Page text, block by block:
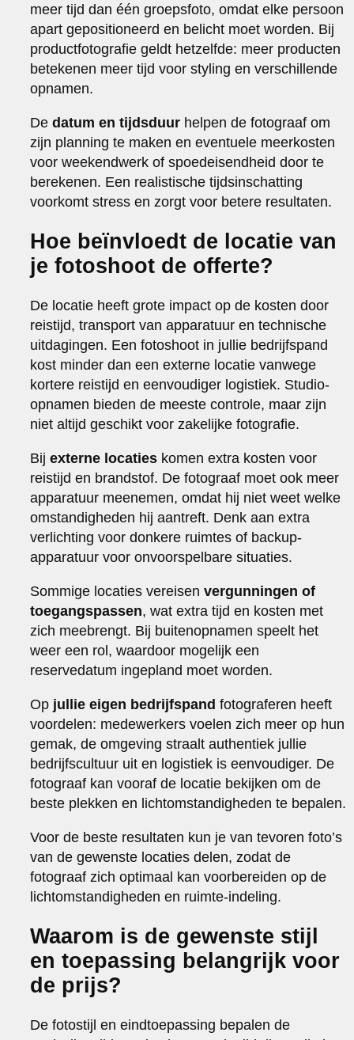
meer tijd dan één groepsfoto, omdat elke persoon
apart gepositioneerd en belicht moet worden. Bij
productfotografie geldt hetzelfde: meer producten
betekenen meer tijd voor styling en verschillende
opnamen.
Dedatum en tijdsduur helpen de fotograaf om
zijn planning te maken en eventuele meerkosten
voor weekendwerk of spoedeisendheid door te
berekenen. Een realistische tijdsinschatting
voorkomt stress en zorgt voor betere resultaten.
Hoe beïnvloedt de locatie van
je fotoshoot de offerte?
De locatie heeft grote impact op de kosten door
reistijd, transport van apparatuur en technische
uitdagingen. Een fotoshoot in jullie bedrijfspand
kost minder dan een externe locatie vanwege
kortere reistijd en eenvoudiger logistiek. Studio-
opnamen bieden de meeste controle, maar zijn
niet altijd geschikt voor zakelijke fotografie.
Bijexterne locaties komen extra kosten voor
reistijd en brandstof. De fotograaf moet ook meer
apparatuur meenemen, omdat hij niet weet welke
omstandigheden hij aantreft. Denk aan extra
verlichting voor donkere ruimtes of backup-
apparatuur voor onvoorspelbare situaties.
Sommige locaties vereisenvergunningen of
toegangspassen, wat extra tijd en kosten met
zich meebrengt. Bij buitenopnamen speelt het
weer een rol, waardoor mogelijk een
reservedatum ingepland moet worden.
Op jullie eigen bedrijfspand fotograferen heeft
voordelen: medewerkers voelen zich meer op hun
gemak, de omgeving straalt authentiek jullie
bedrijfscultuur uit en logistiek is eenvoudiger. De
fotograaf kan vooraf de locatie bekijken om de
beste plekken en lichtomstandigheden te bepalen.
Voor de beste resultaten kun je van tevoren foto’s
van de gewenste locaties delen, zodat de
fotograaf zich optimaal kan voorbereiden op de
lichtomstandigheden en ruimte-indeling.
Waarom is de gewenste stijl
en toepassing belangrijk voor
de prijs?
De fotostijl en eindtoepassing bepalen de